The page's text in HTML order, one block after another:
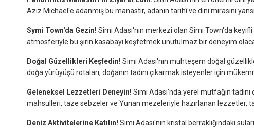
Aziz Michael'e adanmış bu manastır, adanın tarihî ve dini mirasını
Symi Town'da Gezin! Simi Adası'nın merkezi olan Simi Town'da
atmosferiyle bu şirin kasabayı keşfetmek unutulmaz bir deneyim
Doğal Güzellikleri Keşfedin! Simi Adası'nın muhteşem doğal
doğa yürüyüşü rotaları, doğanın tadını çıkarmak isteyenler için
Geleneksel Lezzetleri Deneyin! Simi Adası'nda yerel mutfağın
mahsulleri, taze sebzeler ve Yunan mezeleriyle hazırlanan lezzetler,
Deniz Aktivitelerine Katılın! Simi Adası'nın kristal berraklığındaki